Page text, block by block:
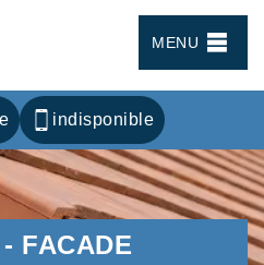
MENU
indisponible
FACADE